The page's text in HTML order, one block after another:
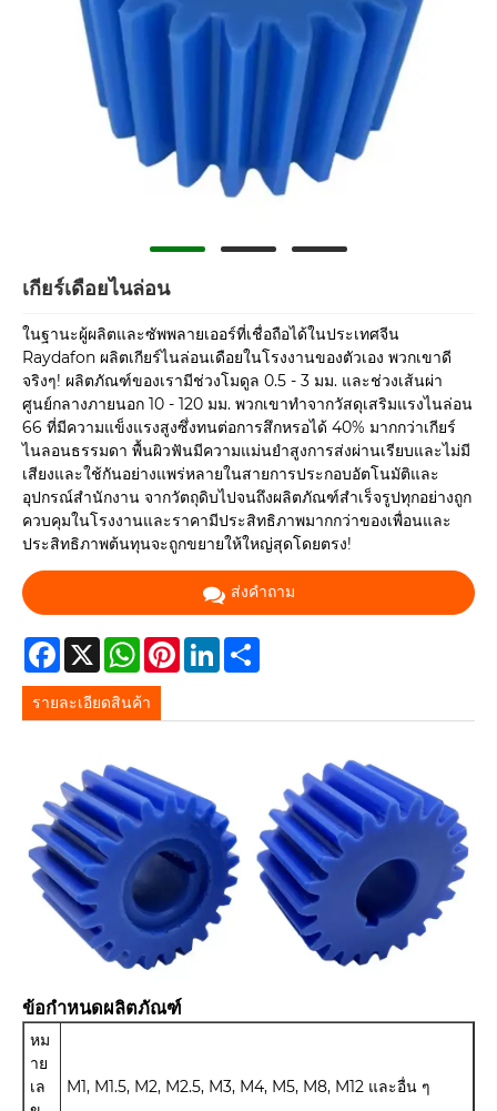
เกียร์เดือยไนล่อน
ในฐานะผู้ผลิตและซัพพลายเออร์ที่เชื่อถือได้ในประเทศจีน
Raydafon ผลิตเกียร์ไนล่อนเดือยในโรงงานของตัวเอง พวกเขาดี
จริงๆ! ผลิตภัณฑ์ของเรามีช่วงโมดูล 0.5 - 3 มม. และช่วงเส้นผ่า
ศูนย์กลางภายนอก 10 - 120 มม. พวกเขาทำจากวัสดุเสริมแรงไนล่อน
66 ที่มีความแข็งแรงสูงซึ่งทนต่อการสึกหรอได้ 40% มากกว่าเกียร์
ไนลอนธรรมดา พื้นผิวฟันมีความแม่นยำสูงการส่งผ่านเรียบและไม่มี
เสียงและใช้กันอย่างแพร่หลายในสายการประกอบอัตโนมัติและ
อุปกรณ์สำนักงาน จากวัตถุดิบไปจนถึงผลิตภัณฑ์สำเร็จรูปทุกอย่างถูก
ควบคุมในโรงงานและราคามีประสิทธิภาพมากกว่าของเพื่อนและ
ประสิทธิภาพต้นทุนจะถูกขยายให้ใหญ่สุดโดยตรง!
ส่งคำถาม
Facebook
X WhatsAppPinterestLinkedIn
รายละเอียดสินค้า
ข้อกำหนดผลิตภัณฑ์
หม
าย
เล
M1, M1.5, M2, M2.5, M3, M4, M5, M8, M12 และอื่น ๆ